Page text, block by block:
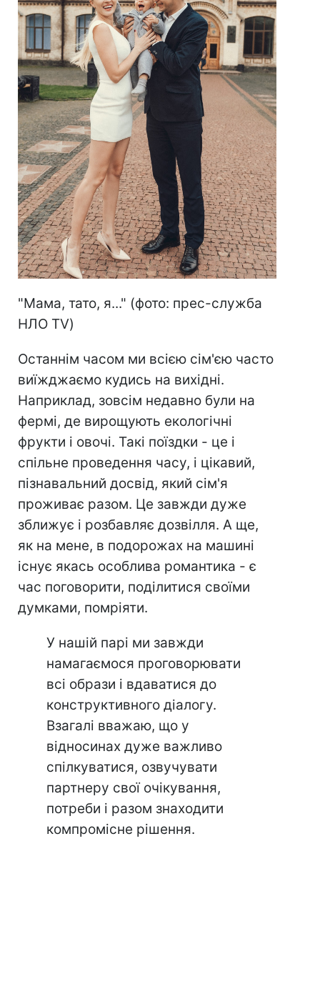
"Мама, тато, я..." (фото: прес-служба
НЛО TV)
Останнім часом ми всією сім'єю часто
виїжджаємо кудись на вихідні.
Наприклад, зовсім недавно були на
фермі, де вирощують екологічні
фрукти і овочі. Такі поїздки - це і
спільне проведення часу, і цікавий,
пізнавальний досвід, який сім'я
проживає разом. Це завжди дуже
зближує і розбавляє дозвілля. А ще,
як на мене, в подорожах на машині
існує якась особлива романтика - є
час поговорити, поділитися своїми
думками, помріяти.
У нашій парі ми завжди
намагаємося проговорювати
всі образи і вдаватися до
конструктивного діалогу.
Взагалі вважаю, що у
відносинах дуже важливо
спілкуватися, озвучувати
партнеру свої очікування,
потреби і разом знаходити
компромісне рішення.